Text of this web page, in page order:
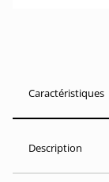
Caractéristiques
Description